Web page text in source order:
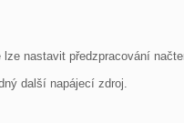
nastavit předzpracování
další napájecí zdroj.